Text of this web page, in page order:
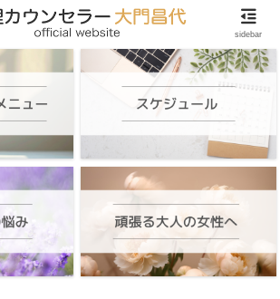
女性のためのオンラインカウンセリング
sidebar